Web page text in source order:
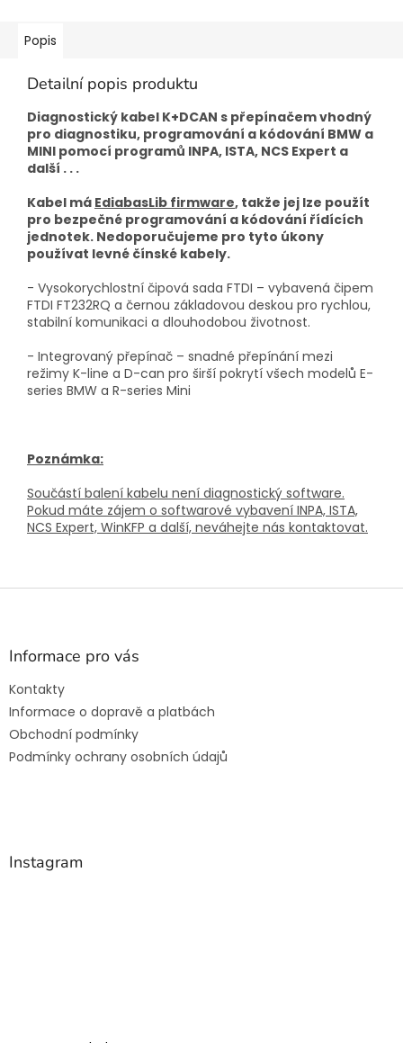
Popis
Detailní popis produktu
Diagnostický kabel K+DCAN s přepínačem vhodný
pro diagnostiku, programování a kódování BMW a
MINI pomocí programů INPA, ISTA, NCS Expert a
další . . .
Kabel má EdiabasLib firmware, takže jej lze použít
pro bezpečné programování a kódování řídících
jednotek. Nedoporučujeme pro tyto úkony
používat levné čínské kabely.
- Vysokorychlostní čipová sada FTDI – vybavená čipem
FTDI FT232RQ a černou základovou deskou pro rychlou,
stabilní komunikaci a dlouhodobou životnost.
- Integrovaný přepínač – snadné přepínání mezi
režimy K-line a D-can pro širší pokrytí všech modelů E-
series BMW a R-series Mini
Poznámka:
Součástí balení kabelu není diagnostický software.
Pokud máte zájem o softwarové vybavení INPA, ISTA,
NCS Expert, WinKFP a další, neváhejte nás kontaktovat.
Z
Informace pro vás
Kontakty
Informace o dopravě a platbách
Obchodní podmínky
Podmínky ochrany osobních údajů
Instagram